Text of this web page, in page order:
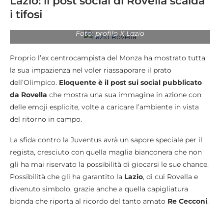
i tifosi
Foto: profilo X Lazio
Proprio l’ex centrocampista del Monza ha mostrato tutta
la sua impazienza nel voler riassaporare il prato
dell’Olimpico. Eloquente è il post sui social pubblicato
da Rovella che mostra una sua immagine in azione con
delle emoji esplicite, volte a caricare l’ambiente in vista
del ritorno in campo.
La sfida contro la Juventus avrà un sapore speciale per il
regista, cresciuto con quella maglia bianconera che non
gli ha mai riservato la possibilità di giocarsi le sue chance.
Possibilità che gli ha garantito la Lazio, di cui Rovella e
divenuto simbolo, grazie anche a quella capigliatura
bionda che riporta al ricordo del tanto amato Re Cecconi.